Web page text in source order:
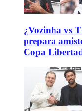
¿Vozinha vs
prepara
Copa